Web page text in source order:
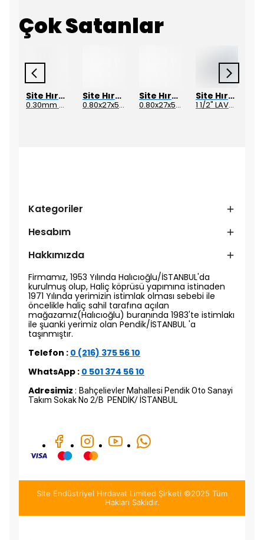
Çok Satanlar
Site Hırdavat
0.30mm DIN338 DRILLCRAFT MATKAP UCU HSS 10 Adet
Site Hırdavat
0.80x27x50mm KRONE DIN340 UZUN MATKAP UCU HSS 10 Adet
Site Hırdavat
0.80x27x50mm KRONE DIN340 UZUN MATKAP UCU HSS 10 Adet
Site Hırdavat
1 1/2" LAVABO SİFON HORTUMU SPİRAL (5 MT)
Kategoriler
Hesabım
Hakkımızda
Firmamız, 1953 Yılında Halıcıoğlu/İSTANBUL'da
kurulmuş olup, Haliç köprüsü yapımına istinaden
1971 Yılında yerimizin istimlak olması sebebi ile
öncelikle haliç sahil tarafına açılan
mağazamız(Halıcıoğlu) buranında 1983'te istimlakı
ile şuanki yerimiz olan Pendik/İSTANBUL 'a
taşınmıştır.
Telefon : 0 (216) 375 56 10
WhatsApp : 0 501 374 56 10
Adresimiz : Bahçelievler Mahallesi Pendik Oto Sanayi
Takım Sokak No 2/B PENDİK/ İSTANBUL
Site Endüstriyel Hırdavat Limited Şirketi ©2025 Tüm
Hakları Saklıdır.